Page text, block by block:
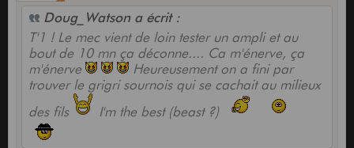
Doug_Watson a écrit :
T'1 ! Le mec vient de loin tester un ampli et au
bout de 10 mn ça déconne.... Ca m'énerve, ça
m'énerve
Heureusement on a fini par
trouver le grigri sournois qui se cachait au milieux
des fils
I'm the best (beast ?)